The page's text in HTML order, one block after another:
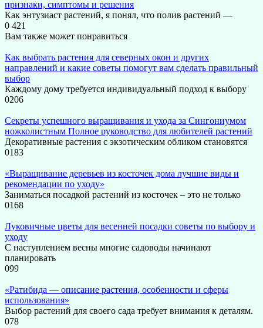
признаки, симптомы и решения
Как энтузиаст растений, я понял, что полив растений —
0 421
Вам также может понравиться
Как выбрать растения для северных окон и других
направлений и какие советы помогут вам сделать правильный
выбор
Каждому дому требуется индивидуальный подход к выбору
0206
Секреты успешного выращивания и ухода за Сингониумом
ножколистным Полное руководство для любителей растений
Декоративные растения с экзотическим обликом становятся
0183
«Выращивание деревьев из косточек дома лучшие виды и
рекомендации по уходу»
Заниматься посадкой растений из косточек – это не только
0168
Луковичные цветы для весенней посадки советы по выбору и
уходу
С наступлением весны многие садоводы начинают
планировать
099
«Ратибида — описание растения, особенности и сферы
использования»
Выбор растений для своего сада требует внимания к деталям.
078